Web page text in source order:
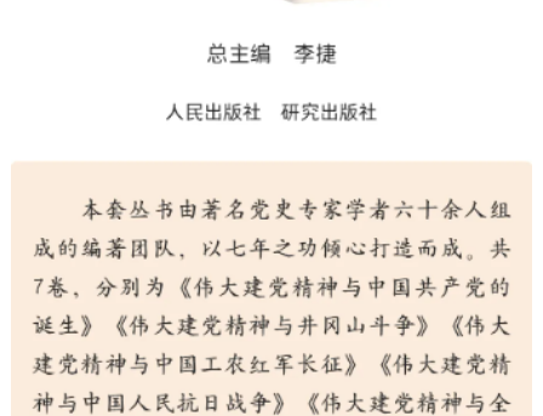
12345網上接訴即辦 我要諮詢
走進北京
北京概況 十六區概覽 人文北京
綠色北京 圖説北京 視頻北京